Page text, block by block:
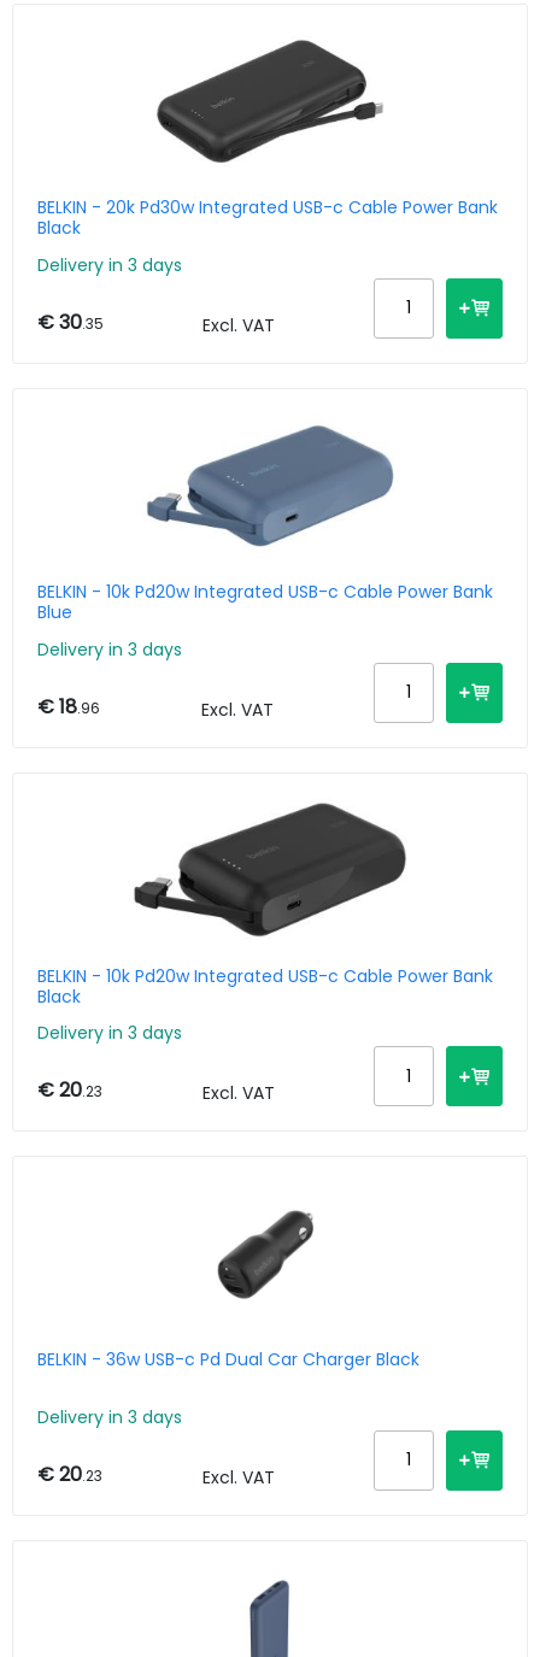
BELKIN - 20k Pd30w Integrated USB-c Cable Power Bank
Black
Delivery in 3 days
€ 30.35 Excl. VAT
BELKIN - 10k Pd20w Integrated USB-c Cable Power Bank
Blue
Delivery in 3 days
€ 18.96 Excl. VAT
BELKIN - 10k Pd20w Integrated USB-c Cable Power Bank
Black
Delivery in 3 days
€ 20.23 Excl. VAT
BELKIN - 36w USB-c Pd Dual Car Charger Black
Delivery in 3 days
€ 20.23 Excl. VAT